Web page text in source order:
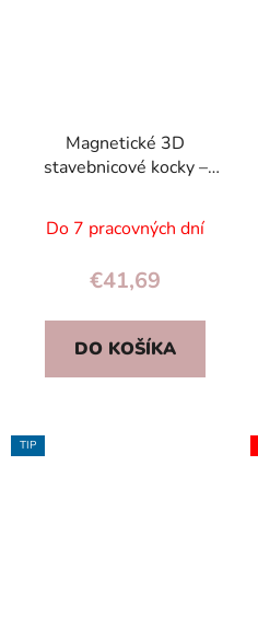
Magnetické 3D
stavebnicové kocky –
hračka pre deti
Do 7 pracovných dní
€41,69
DO KOŠÍKA
TIP